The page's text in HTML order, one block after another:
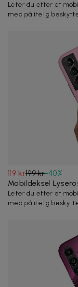
Leter du etter et
med pålitelig
119 kr199 kr-40%
Mobildeksel
Leter du etter et
med pålitelig